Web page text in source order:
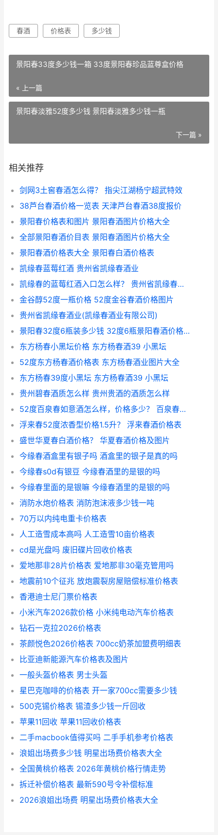
春酒 价格表 多少钱
景阳春33度多少钱一箱 33度景阳春珍品蓝尊盒价格
« 上一篇
景阳春淡雅52度多少钱 景阳春淡雅多少钱一瓶
下一篇 »
相关推荐
剑网3土窖春酒怎么得？ 指尖江湖杨宁超武特效
38芦台春酒价格一览表 天津芦台春酒38度报价
景阳春价格表和图片 景阳春酒图片价格大全
全部景阳春酒价目表 景阳春酒图片价格大全
景阳春酒价格表大全 景阳春白酒价格表
凯缘春蓝莓红酒 贵州省凯缘春酒业
凯缘春的蓝莓红酒入口怎么样？ 贵州省凯缘春酒业
金谷醇52度一瓶价格 52度金谷春酒价格图片
贵州省凯缘春酒业(凯缘春酒业有限公司)
景阳春32度6瓶装多少钱 32度6瓶景阳春酒价格表
东方杨春小黑坛价格 东方杨春酒39 小黑坛
52度东方杨春酒价格表 东方杨春酒业图片大全
东方杨春39度小黑坛 东方杨春酒39 小黑坛
贵州碧春酒质怎么样 贵州贵酒的酒质怎么样
52度百泉春如意酒怎么样，价格多少？ 百泉春酒业
浮来春52度浓香型价格1.5升？ 浮来春酒价格表
盛世华夏春白酒价格？ 华夏春酒价格及图片
今缘春酒盒里有银子吗 酒盒里的银子是真的吗
今缘春s0d有银豆 今缘春酒里的是银的吗
今缘春里面的是银嘛 今缘春酒里的是银的吗
消防水炮价格表 消防泡沫液多少钱一吨
70万以内纯电重卡价格表
人工造雪成本高吗 人工造雪10亩价格表
cd是光盘吗 废旧碟片回收价格表
爱地那非28片价格表 爱地那非30毫克管用吗
地震前10个征兆 放炮震裂房屋赔偿标准价格表
香港迪士尼门票价格表
小米汽车2026款价格 小米纯电动汽车价格表
钻石一克拉2026价格表
茶颜悦色2026价格表 700cc奶茶加盟费明细表
比亚迪新能源汽车价格表及图片
一般头盔价格表 男士头盔
星巴克咖啡的价格表 开一家700cc需要多少钱
500克锡价格表 锡渣多少钱一斤回收
苹果11回收 苹果11回收价格表
二手macbook值得买吗 二手手机参考价格表
浪姐出场费多少钱 明星出场费价格表大全
全国黄桃价格表 2026年黄桃价格行情走势
拆迁补偿价格表 最新590号令补偿标准
2026浪姐出场费 明星出场费价格表大全